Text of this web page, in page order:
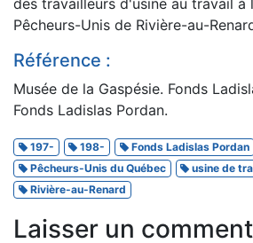
Pêcheurs-Unis de Rivière-au-
Référence :
Musée de la Gaspésie. Fonds
Fonds Ladislas Pordan.
197- 198- Fonds Ladislas Pordan
Pêcheurs-Unis du Québec
usine de
Rivière-au-Renard
Laisser un